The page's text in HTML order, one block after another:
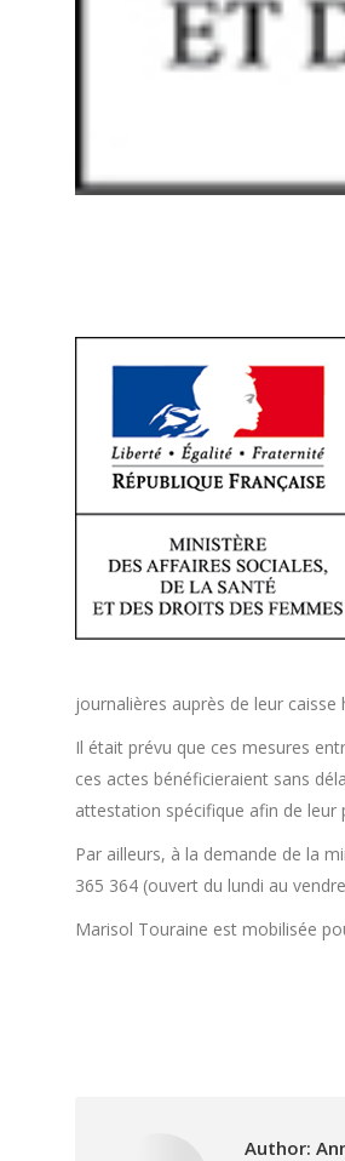
journalières auprès de leur caisse
Il était prévu que ces mesures
ces actes bénéficieraient sans
attestation spécifique afin de
Par ailleurs, à la demande de la
365 364 (ouvert du lundi au
Marisol Touraine est mobilisée
Author: